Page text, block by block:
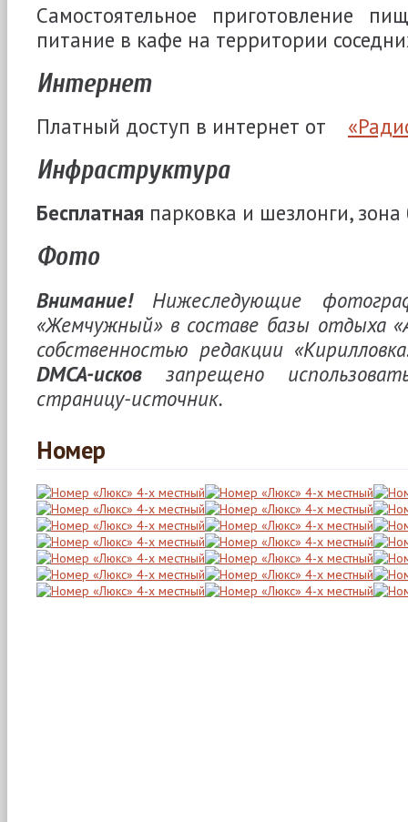
Самостоятельное приготовление
питание в кафе на территории
Интернет
Платный доступ в интернет от
Инфраструктура
Бесплатная парковка и шезлонги, зона
Фото
Внимание!Нижеследующие
«Жемчужный» в составе базы отдыха
собственностью редакции
DMCA-исков запрещено
страницу-источник.
Номер